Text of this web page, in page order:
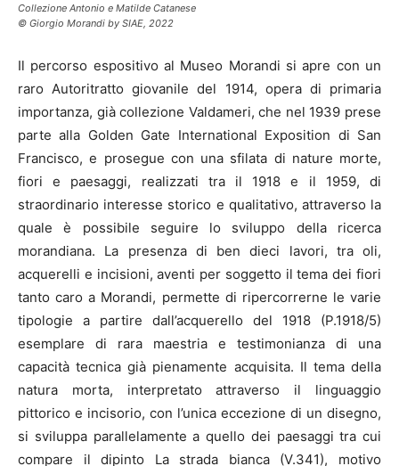
Collezione Antonio e Matilde Catanese
© Giorgio Morandi by SIAE, 2022
Il percorso espositivo al Museo Morandi si apre con un
raro Autoritratto giovanile del 1914, opera di primaria
importanza, già collezione Valdameri, che nel 1939 prese
parte alla Golden Gate International Exposition di San
Francisco, e prosegue con una sfilata di nature morte,
fiori e paesaggi, realizzati tra il 1918 e il 1959, di
straordinario interesse storico e qualitativo, attraverso la
quale è possibile seguire lo sviluppo della ricerca
morandiana. La presenza di ben dieci lavori, tra oli,
acquerelli e incisioni, aventi per soggetto il tema dei fiori
tanto caro a Morandi, permette di ripercorrerne le varie
tipologie a partire dall’acquerello del 1918 (P.1918/5)
esemplare di rara maestria e testimonianza di una
capacità tecnica già pienamente acquisita. Il tema della
natura morta, interpretato attraverso il linguaggio
pittorico e incisorio, con l’unica eccezione di un disegno,
si sviluppa parallelamente a quello dei paesaggi tra cui
compare il dipinto La strada bianca (V.341), motivo